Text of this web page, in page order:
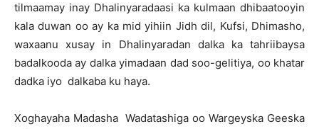
tilmaamay inay Dhalinyaradaasi ka kulmaan dhibaatooyin
kala duwan oo ay ka mid yihiin Jidh dil, Kufsi, Dhimasho,
waxaanu xusay in Dhalinyaradan dalka ka tahriibaysa
badalkooda ay dalka yimadaan dad soo-gelitiya, oo khatar
dadka iyo dalkaba ku haya.
Xoghayaha Madasha Wadatashiga oo Wargeyska Geeska